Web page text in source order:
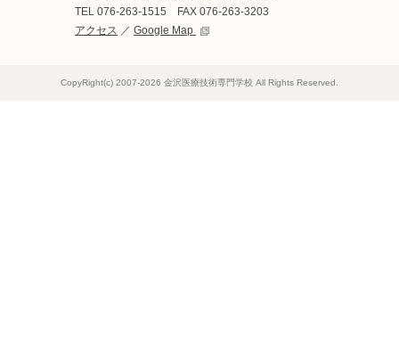
TEL 076-263-1515 FAX 076-263-3203
アクセス ／ Google Map
CopyRight(c) 2007-2026 金沢医療技術専門学校 All Rights Reserved.